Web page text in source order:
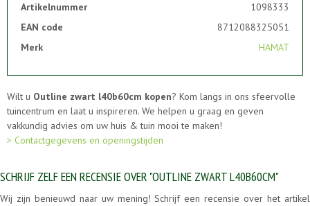
Artikelnummer
1098333
EAN code
8712088325051
Merk
HAMAT
Wilt u Outline zwart l40b60cm kopen? Kom langs in ons sfeervolle
tuincentrum en laat u inspireren. We helpen u graag en geven
vakkundig advies om uw huis & tuin mooi te maken!
> Contactgegevens en openingstijden
SCHRIJF ZELF EEN RECENSIE OVER "OUTLINE ZWART L40B60CM"
Wij zijn benieuwd naar uw mening! Schrijf een recensie over het artikel